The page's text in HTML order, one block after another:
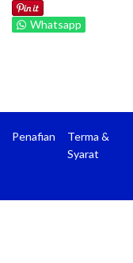
Whatsapp
Penafian
Terma &
Syarat